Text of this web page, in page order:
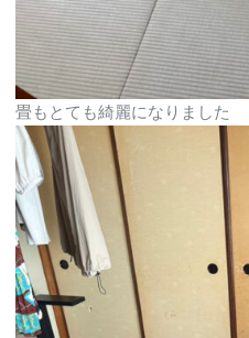
畳もとても綺麗になりました